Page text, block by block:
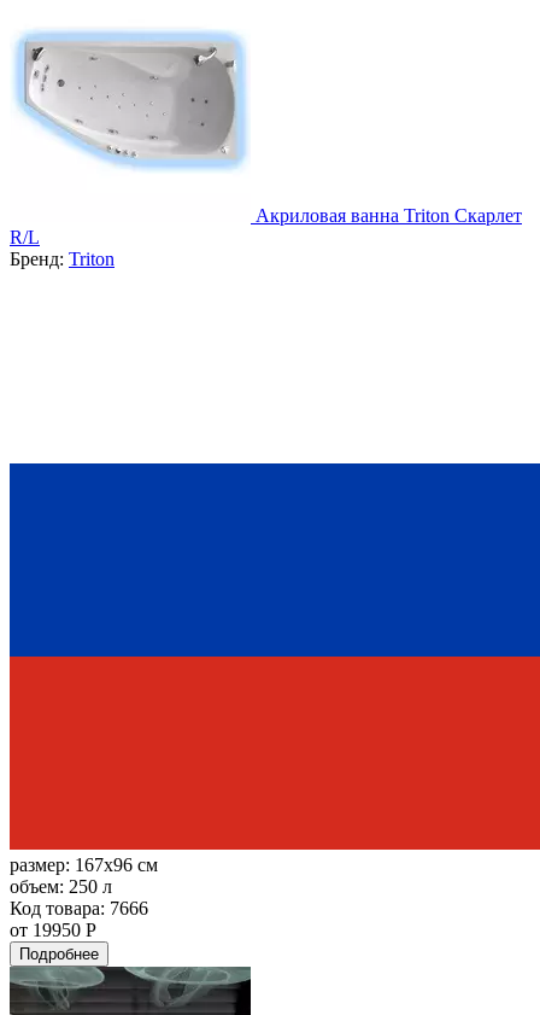
Акриловая ванна Triton Скарлет
R/L
Бренд: Triton
размер: 167x96 см
объем: 250 л
Код товара: 7666
от 19950 Р
Подробнее